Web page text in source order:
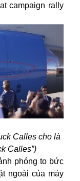
campaign rally
Calles cho là
Calles”)
phóng to bức
ngoài của máy